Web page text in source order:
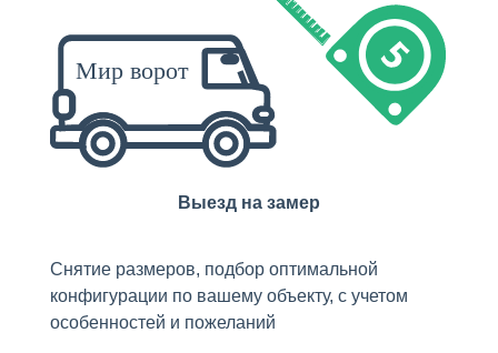
Выезд на замер
Снятие размеров, подбор оптимальной
конфигурации по вашему объекту, с учетом
особенностей и пожеланий